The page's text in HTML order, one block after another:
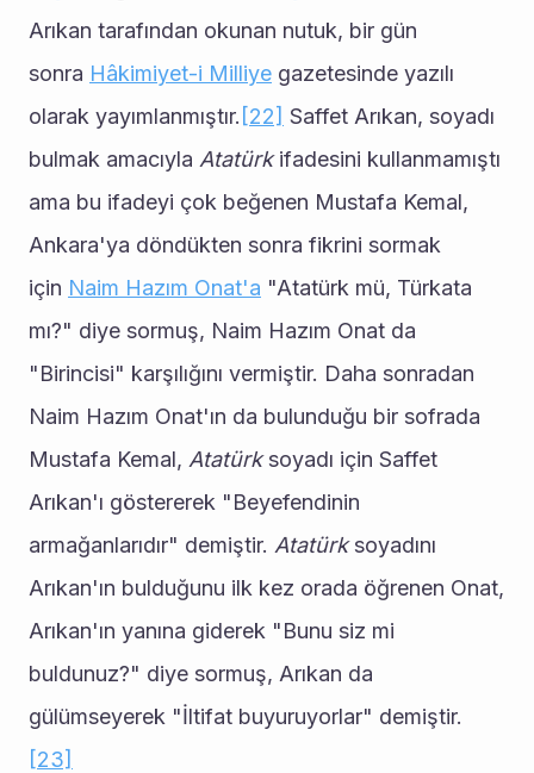
Arıkan tarafından okunan nutuk, bir gün
sonra Hâkimiyet-i Milliye gazetesinde yazılı
olarak yayımlanmıştır. [22] Saffet Arıkan, soyadı
bulmak amacıyla Atatürk ifadesini kullanmamıştı
ama bu ifadeyi çok beğenen Mustafa Kemal,
Ankara'ya döndükten sonra fikrini sormak
için Naim Hazım Onat'a "Atatürk mü, Türkata
mı?" diye sormuş, Naim Hazım Onat da
"Birincisi" karşılığını vermiştir. Daha sonradan
Naim Hazım Onat'ın da bulunduğu bir sofrada
Mustafa Kemal, Atatürk soyadı için Saffet
Arıkan'ı göstererek "Beyefendinin
armağanlarıdır" demiştir. Atatürk soyadını
Arıkan'ın bulduğunu ilk kez orada öğrenen Onat,
Arıkan'ın yanına giderek "Bunu siz mi
buldunuz?" diye sormuş, Arıkan da
gülümseyerek "İltifat buyuruyorlar" demiştir.
[23]